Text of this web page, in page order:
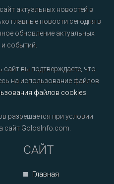
актуальных новостей в
главные новости сегодня в
обновление актуальных
событий.
вы подтверждаете, что
на использование файлов
файлов cookies
разрешается при условии
сайт GolosInfo.com.
САЙТ
Главная